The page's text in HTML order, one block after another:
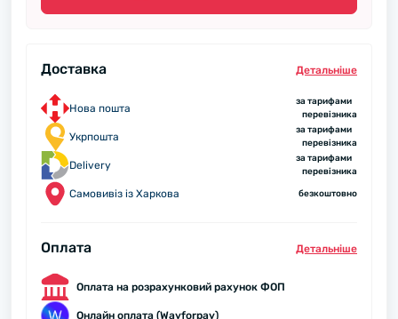
Доставка Детальнiше
Нова пошта
за тарифами
перевізника
Укрпошта
за тарифами
перевізника
Delivery
за тарифами
перевізника
Самовивіз із Харкова безкоштовно
Оплата Детальнiше
Оплата на розрахунковий рахунок ФОП
Онлайн оплата (Wayforpay)